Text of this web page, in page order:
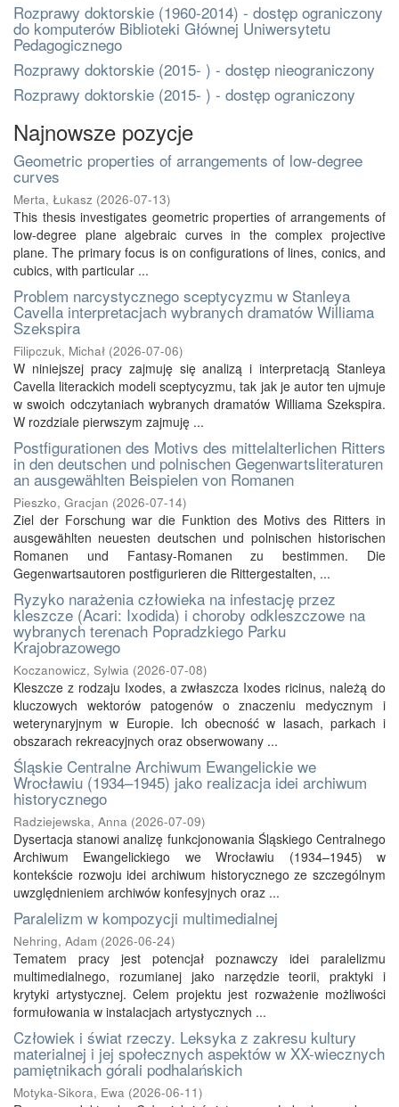
Rozprawy doktorskie (1960-2014) - dostęp ograniczony
do komputerów Biblioteki Głównej Uniwersytetu
Pedagogicznego
Rozprawy doktorskie (2015- ) - dostęp nieograniczony
Rozprawy doktorskie (2015- ) - dostęp ograniczony
Najnowsze pozycje
Geometric properties of arrangements of low-degree
curves
Merta, Łukasz (2026-07-13)
This thesis investigates geometric properties of arrangements of
low-degree plane algebraic curves in the complex projective
plane. The primary focus is on configurations of lines, conics, and
cubics, with particular ...
Problem narcystycznego sceptycyzmu w Stanleya
Cavella interpretacjach wybranych dramatów Williama
Szekspira
Filipczuk, Michał (2026-07-06)
W niniejszej pracy zajmuję się analizą i interpretacją Stanleya
Cavella literackich modeli sceptycyzmu, tak jak je autor ten ujmuje
w swoich odczytaniach wybranych dramatów Williama Szekspira.
W rozdziale pierwszym zajmuję ...
Postfigurationen des Motivs des mittelalterlichen Ritters
in den deutschen und polnischen Gegenwartsliteraturen
an ausgewählten Beispielen von Romanen
Pieszko, Gracjan (2026-07-14)
Ziel der Forschung war die Funktion des Motivs des Ritters in
ausgewählten neuesten deutschen und polnischen historischen
Romanen und Fantasy-Romanen zu bestimmen. Die
Gegenwartsautoren postfigurieren die Rittergestalten, ...
Ryzyko narażenia człowieka na infestację przez
kleszcze (Acari: Ixodida) i choroby odkleszczowe na
wybranych terenach Popradzkiego Parku
Krajobrazowego
Koczanowicz, Sylwia (2026-07-08)
Kleszcze z rodzaju Ixodes, a zwłaszcza Ixodes ricinus, należą do
kluczowych wektorów patogenów o znaczeniu medycznym i
weterynaryjnym w Europie. Ich obecność w lasach, parkach i
obszarach rekreacyjnych oraz obserwowany ...
Śląskie Centralne Archiwum Ewangelickie we
Wrocławiu (1934–1945) jako realizacja idei archiwum
historycznego
Radziejewska, Anna (2026-07-09)
Dysertacja stanowi analizę funkcjonowania Śląskiego Centralnego
Archiwum Ewangelickiego we Wrocławiu (1934–1945) w
kontekście rozwoju idei archiwum historycznego ze szczególnym
uwzględnieniem archiwów konfesyjnych oraz ...
Paralelizm w kompozycji multimedialnej
Nehring, Adam (2026-06-24)
Tematem pracy jest potencjał poznawczy idei paralelizmu
multimedialnego, rozumianej jako narzędzie teorii, praktyki i
krytyki artystycznej. Celem projektu jest rozważenie możliwości
formułowania w instalacjach artystycznych ...
Człowiek i świat rzeczy. Leksyka z zakresu kultury
materialnej i jej społecznych aspektów w XX-wiecznych
pamiętnikach górali podhalańskich
Motyka-Sikora, Ewa (2026-06-11)